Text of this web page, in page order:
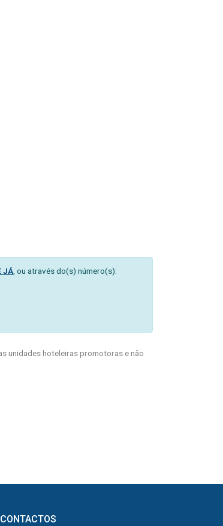
JÁ , ou através do(s) número(s):
unidades hoteleiras promotoras e não
CONTACTOS